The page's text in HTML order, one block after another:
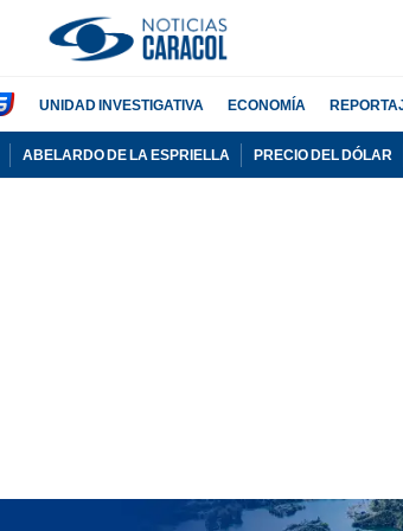
UNIDAD INVESTIGATIVA ECONOMÍA
ABELARDO DE LA ESPRIELLA PRECIO DEL DÓLAR